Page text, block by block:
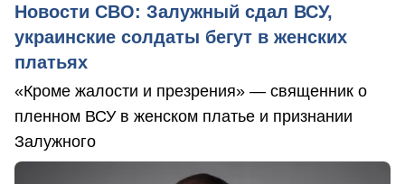
Новости СВО: Залужный сдал ВСУ,
украинские солдаты бегут в женских
платьях
«Кроме жалости и презрения» — священник о
пленном ВСУ в женском платье и признании
Залужного